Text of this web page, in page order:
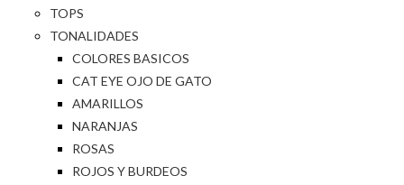
TOPS
TONALIDADES
COLORES BASICOS
CAT EYE OJO DE GATO
AMARILLOS
NARANJAS
ROSAS
ROJOS Y BURDEOS